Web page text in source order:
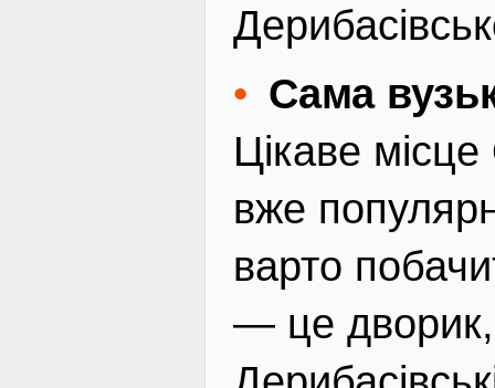
Сама
Цікаве
вже
варто
— це дворик,